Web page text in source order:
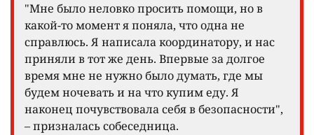
"Мне было неловко просить помощи, но в
какой-то момент я поняла, что одна не
справлюсь. Я написала координатору, и нас
приняли в тот же день. Впервые за долгое
время мне не нужно было думать, где мы
будем ночевать и на что купим еду. Я
наконец почувствовала себя в безопасности",
– призналась собеседница.